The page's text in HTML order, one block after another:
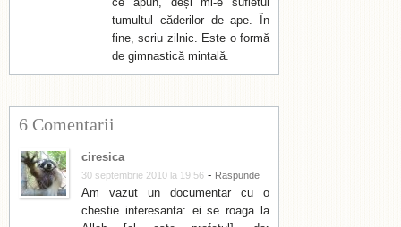
tumultul căderilor de ape. În
fine, scriu zilnic. Este o formă
de gimnastică mintală.
6 Comentarii
ciresica
30 septembrie 2010 la 19:56 - Raspunde
Am vazut un documentar cu o
chestie interesanta: ei se roaga la